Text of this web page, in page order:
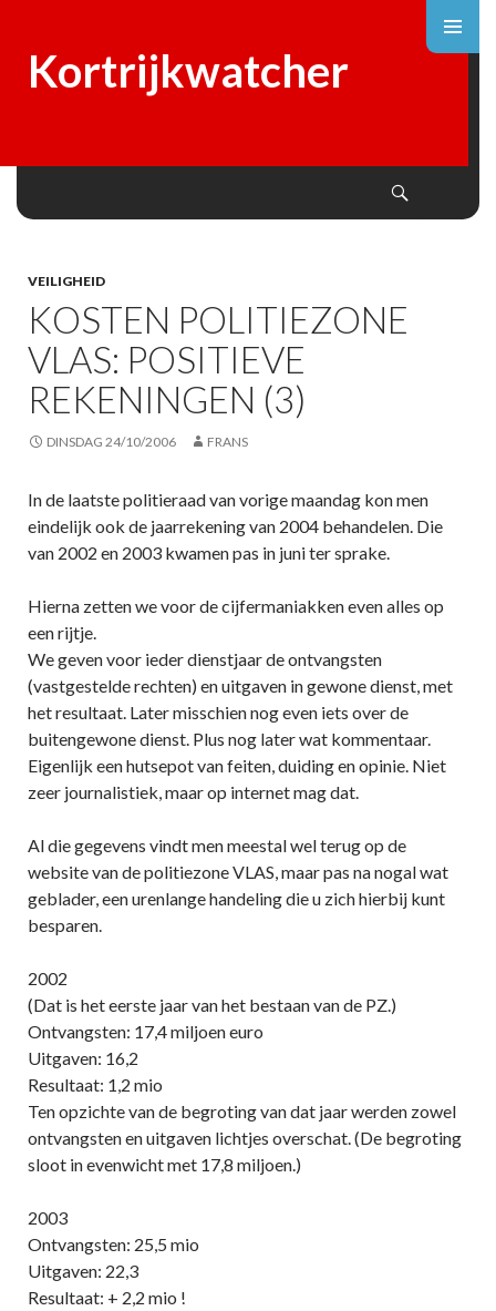
Kortrijkwatcher
VEILIGHEID
KOSTEN POLITIEZONE
VLAS: POSITIEVE
REKENINGEN (3)
DINSDAG 24/10/2006 FRANS
In de laatste politieraad van vorige maandag kon men
eindelijk ook de jaarrekening van 2004 behandelen. Die
van 2002 en 2003 kwamen pas in juni ter sprake.
Hierna zetten we voor de cijfermaniakken even alles op
een rijtje.
We geven voor ieder dienstjaar de ontvangsten
(vastgestelde rechten) en uitgaven in gewone dienst, met
het resultaat. Later misschien nog even iets over de
buitengewone dienst. Plus nog later wat kommentaar.
Eigenlijk een hutsepot van feiten, duiding en opinie. Niet
zeer journalistiek, maar op internet mag dat.
Al die gegevens vindt men meestal wel terug op de
website van de politiezone VLAS, maar pas na nogal wat
geblader, een urenlange handeling die u zich hierbij kunt
besparen.
2002
(Dat is het eerste jaar van het bestaan van de PZ.)
Ontvangsten: 17,4 miljoen euro
Uitgaven: 16,2
Resultaat: 1,2 mio
Ten opzichte van de begroting van dat jaar werden zowel
ontvangsten en uitgaven lichtjes overschat. (De begroting
sloot in evenwicht met 17,8 miljoen.)
2003
Ontvangsten: 25,5 mio
Uitgaven: 22,3
Resultaat: + 2,2 mio !